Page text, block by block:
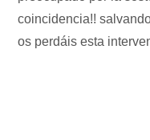
coincidencia!!
os perdáis esta